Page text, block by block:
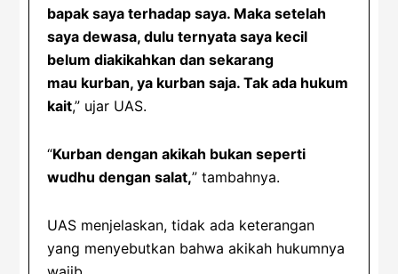
bapak saya terhadap saya. Maka setelah
saya dewasa, dulu ternyata saya kecil
belum diakikahkan dan sekarang
mau kurban, ya kurban saja. Tak ada hukum
kait,” ujar UAS.
“Kurban dengan akikah bukan seperti
wudhu dengan salat,” tambahnya.
UAS menjelaskan, tidak ada keterangan
yang menyebutkan bahwa akikah hukumnya